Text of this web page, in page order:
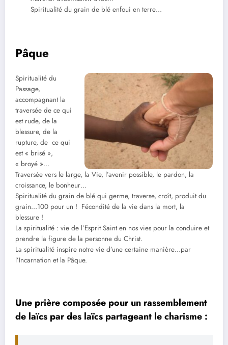
Spiritualité du grain de blé enfoui en terre…
Pâque
Spiritualité du
Passage,
accompagnant la
traversée de ce qui
est rude, de la
blessure, de la
rupture, de ce qui
est « brisé »,
« broyé »…
Traversée vers le large, la Vie, l’avenir possible, le pardon, la
croissance, le bonheur…
Spiritualité du grain de blé qui germe, traverse, croît, produit du
grain…100 pour un ! Fécondité de la vie dans la mort, la
blessure !
La spiritualité : vie de l’Esprit Saint en nos vies pour la conduire et
prendre la figure de la personne du Christ.
La spiritualité inspire notre vie d’une certaine manière…par
l’Incarnation et la Pâque.
Une prière composée pour un rassemblement
de laïcs par des laïcs partageant le charisme :